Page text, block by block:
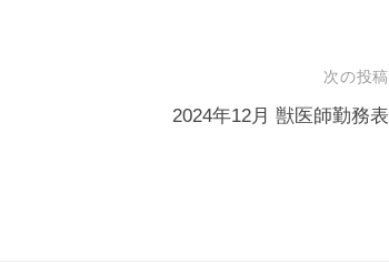
次の投稿
2024年12月 獣医師勤務表